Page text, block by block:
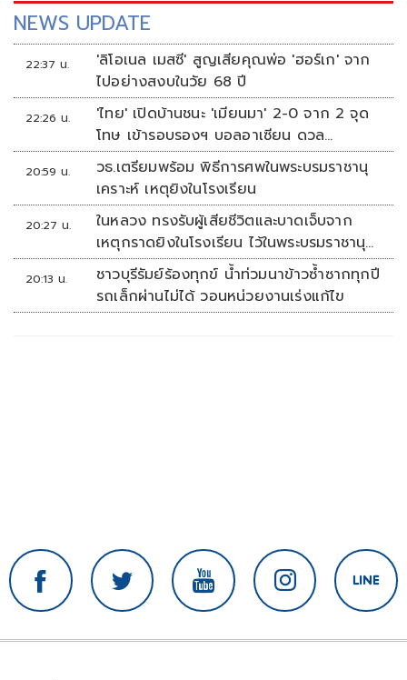
NEWS UPDATE
22:37 น.
'ลิโอเนล เมสซี' สูญเสียคุณพ่อ 'ฮอร์เก' จาก
ไปอย่างสงบในวัย 68 ปี
22:26 น.
'ไทย' เปิดบ้านชนะ 'เมียนมา' 2-0 จาก 2 จุด
โทษ เข้ารอบรองฯ บอลอาเซียน ดวล
'สิงคโปร์'
20:59 น.
วธ.เตรียมพร้อม พิธีการศพในพระบรมราชานุ
เคราะห์ เหตุยิงในโรงเรียน
20:27 น.
ในหลวง ทรงรับผู้เสียชีวิตและบาดเจ็บจาก
เหตุกราดยิงในโรงเรียน ไว้ในพระบรมราชานุ
เคราะห์
20:13 น.
ชาวบุรีรัมย์ร้องทุกข์ น้ำท่วมนาข้าวซ้ำซากทุกปี
รถเล็กผ่านไม่ได้ วอนหน่วยงานเร่งแก้ไข